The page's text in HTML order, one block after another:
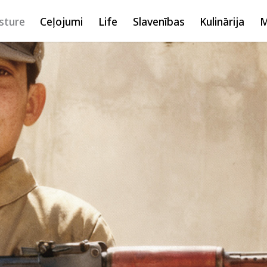
Ceļojumi Life Slavenības Kulinārija